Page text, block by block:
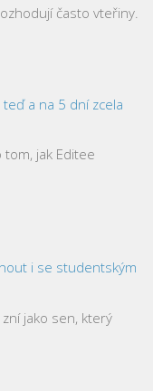
často vteřiny.
a na 5 dní zcela
jak Editee
i se studentským
jako sen, který